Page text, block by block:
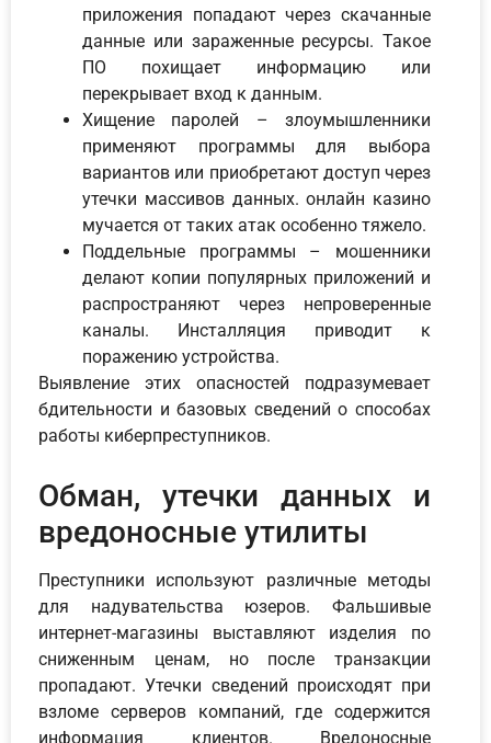
приложения попадают через скачанные
данные или зараженные ресурсы. Такое
ПО похищает информацию или
перекрывает вход к данным.
Хищение паролей – злоумышленники
применяют программы для выбора
вариантов или приобретают доступ через
утечки массивов данных. онлайн казино
мучается от таких атак особенно тяжело.
Поддельные программы – мошенники
делают копии популярных приложений и
распространяют через непроверенные
каналы. Инсталляция приводит к
поражению устройства.
Выявление этих опасностей подразумевает
бдительности и базовых сведений о способах
работы киберпреступников.
Обман, утечки данных и
вредоносные утилиты
Преступники используют различные методы
для надувательства юзеров. Фальшивые
интернет-магазины выставляют изделия по
сниженным ценам, но после транзакции
пропадают. Утечки сведений происходят при
взломе серверов компаний, где содержится
информация клиентов. Вредоносные